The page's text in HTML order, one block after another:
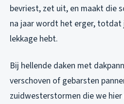
bevriest, zet uit, en maakt die
na jaar wordt het erger, totdat
lekkage hebt.
Bij hellende daken met
verschoven of gebarsten
zuidwesterstormen die we